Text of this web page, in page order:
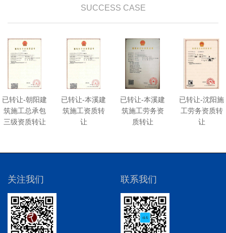
SUCCESS CASE
已转让-朝阳建
筑施工总承包
三级资质转让
已转让-本溪建
筑施工资质转
让
已转让-本溪建
筑施工劳务资
质转让
已转让-沈阳施
工劳务资质转
让
关注我们 联系我们